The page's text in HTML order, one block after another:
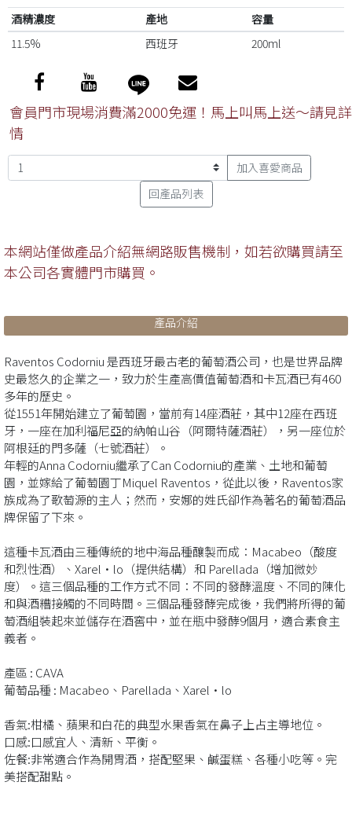
酒精濃度 產地
容量
11.5%
西班牙 200ml
會員門市現場消費滿2000免運！馬上叫馬上送～請見詳
情
加入喜愛商品
回產品列表
本網站僅做產品介紹無網路販售機制，如若欲購買請至
本公司各實體門市購買。
產品介紹
Raventos Codorniu 是西班牙最古老的葡萄酒公司，也是世界品牌
史最悠久的企業之一，致力於生產高價值葡萄酒和卡瓦酒已有460
多年的歷史。
從1551年開始建立了葡萄園，當前有14座酒莊，其中12座在西班
牙，一座在加利福尼亞的納帕山谷（阿爾特薩酒莊），另一座位於
阿根廷的門多薩（七號酒莊）。
年輕的Anna Codorniu繼承了Can Codorniu的產業、土地和葡萄
園，並嫁給了葡萄園丁Miquel Raventos，從此以後，Raventos家
族成為了歌萄源的主人；然而，安娜的姓氏卻作為著名的葡萄酒品
牌保留了下來。
這種卡瓦酒由三種傳統的地中海品種釀製而成：Macabeo（酸度
和烈性酒）、Xarel·lo（提供結構）和 Parellada（增加微妙
度）。這三個品種的工作方式不同：不同的發酵溫度、不同的陳化
和與酒糟接觸的不同時間。三個品種發酵完成後，我們將所得的葡
萄酒組裝起來並儲存在酒窖中，並在瓶中發酵9個月，適合素食主
義者。
產區 : CAVA
葡萄品種 : Macabeo、Parellada、Xarel·lo
香氣:柑橘、蘋果和白花的典型水果香氣在鼻子上占主導地位。
口感:口感宜人、清新、平衡。
佐餐:非常適合作為開胃酒，搭配堅果、鹹蛋糕、各種小吃等。完
美搭配甜點。